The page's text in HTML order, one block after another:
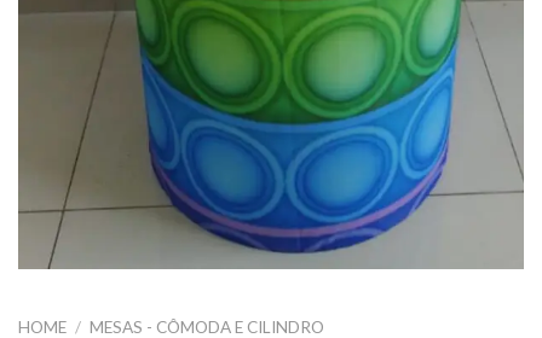
HOME / MESAS - CÔMODA E CILINDRO